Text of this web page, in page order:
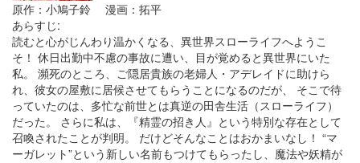
原作：小鳩子鈴 漫画：拓平
あらすじ:
読むと心がじんわり温かくなる、異世界スローライフへようこ
そ！ 休日出勤中不慮の事故に遭い、目が覚めると異世界にいた
私。 瀕死のところ、ご隠居貴族の老婦人・アデレイドに助けら
れ、彼女の屋敷に居候させてもらうことになるのだが、 そこで待
っていたのは、多忙な前世とは真逆の田舎生活（スローライフ）
だった。 さらに私は、『精霊の招き人』という特別な存在として
召喚されたことが判明。 だけどそんなことはおかまいなし！ “マ
ーガレット”という新しい名前もつけてもらったし、魔法や妖精が